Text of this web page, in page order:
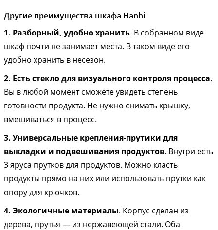
Другие преимущества шкафа Hanhi
1. Разборный, удобно хранить. В собранном виде
шкаф почти не занимает места. В таком виде его
удобно хранить в несезон.
2. Есть стекло для визуального контроля процесса.
Вы в любой момент сможете увидеть степень
готовности продукта. Не нужно снимать крышку,
вмешиваться в процесс.
3. Универсальные крепления-прутики для
выкладки и подвешивания продуктов. Внутри есть
3 яруса прутков для продуктов. Можно класть
продукты прямо на них или использовать прутки как
опору для крючков.
4. Экологичные материалы. Корпус сделан из
дерева, прутья — из нержавеющей стали. Оба